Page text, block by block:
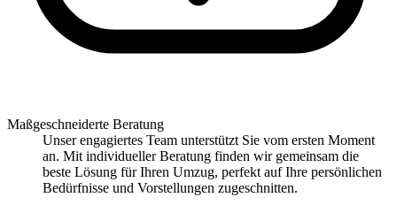
Maßgeschneiderte Beratung
Unser engagiertes Team unterstützt Sie vom ersten Moment
an. Mit individueller Beratung finden wir gemeinsam die
beste Lösung für Ihren Umzug, perfekt auf Ihre persönlichen
Bedürfnisse und Vorstellungen zugeschnitten.